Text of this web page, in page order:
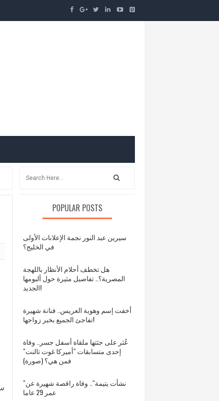
POPULAR POSTS
سيرين عبد النور نجمة الإعلانات الأولى
في الخليج؟
هل تخطف أحلام الأنظار باللهجة
المصرية؟.. تفاصيل مثيرة حول ألبومها
الجديد!
أخفت إسم وهوية العريس.. فنانة شهيرة
تفاجئ الجميع بخبر زواجها!
عُثر على جثتها ملقاة أسفل جسر.. وفاة
إحدى متسابقات "أميركا غوت تالنت"
فمن هي؟ (صورة)
"نشأت يتيمة".. وفاة راقصة شهيرة عن
عمر 29 عاما